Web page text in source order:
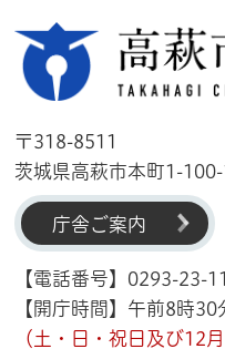
〒318-8511
茨城県高萩市本町1-100-
庁舎ご案内
【電話番号】0293-23-
【開庁時間】午前8時
（土・日・祝日及び12